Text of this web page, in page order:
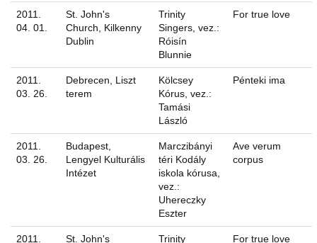
2011.
04. 01.
St. John's
Church, Kilkenny
Dublin
Trinity
Singers, vez.:
Róisín
Blunnie
For true love
2011.
03. 26.
Debrecen, Liszt
terem
Kölcsey
Kórus, vez.:
Tamási
László
Pénteki ima
2011.
03. 26.
Budapest,
Lengyel Kulturális
Intézet
Marczibányi
téri Kodály
iskola kórusa,
vez.:
Uhereczky
Eszter
Ave verum
corpus
2011.
St. John's
Trinity
For true love